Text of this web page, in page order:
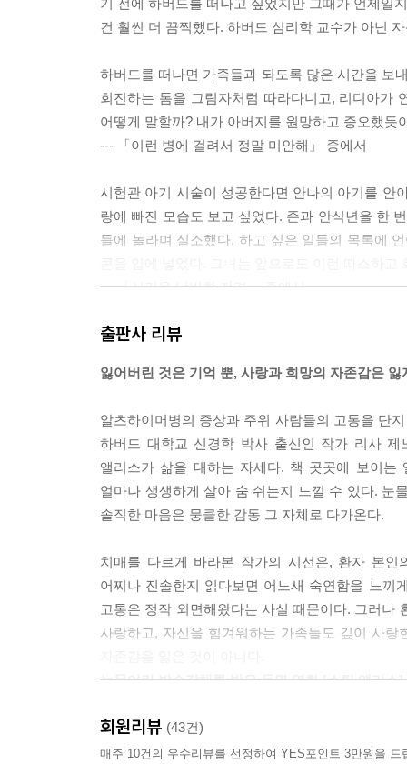
기 전에 하버드를 떠나고 싶었지만 그때가 언제일
건 훨씬 더 끔찍했다. 하버드 심리학 교수가 아닌
하버드를 떠나면 가족들과 되도록 많은 시간을 보
회진하는 톰을 그림자처럼 따라다니고, 리디아가
어떻게 말할까? 내가 아버지를 원망하고 증오했듯
--- 「이런 병에 걸려서 정말 미안해」 중에서
시험관 아기 시술이 성공한다면 안나의 아기를 안
랑에 빠진 모습도 보고 싶었다. 존과 안식년을 한
들에 놀라며 실소했다. 하고 싶은 일들의 목록에
--- 「시간을 낭비할 자격」 중에서
여배우가 독백을 멈추고 본래의 자신으로 돌아왔
“사랑을 느꼈어. 그건 사랑에 관한 얘기야.”
“내가 제대로 느낀 거야?”
앨리스가 물었다.
“네, 엄마. 아주 정확하게 느낀 거예요.”
--- 「에필로그」중에서
출판사 리뷰
잃어버린 것은 기억 뿐, 사랑과 희망의 자존감은 잃
알츠하이머병의 증상과 주위 사람들의 고통을 단
하버드 대학교 신경학 박사 출신인 작가 리사
앨리스가 삶을 대하는 자세다. 책 곳곳에 보이는
얼마나 생생하게 살아 숨 쉬는지 느낄 수 있다. 눈
솔직한 마음은 뭉클한 감동 그 자체로 다가온다.
치매를 다르게 바라본 작가의 시선은, 환자 본
어찌나 진솔한지 읽다보면 어느새 숙연함을 느끼
고통은 정작 외면해왔다는 사실 때문이다. 그러나
사랑하고, 자신을 힘겨워하는 가족들도 깊이 사
눈물어린 박수갈채를 받은 동명 영화 [스틸 앨리스]
2015년 아카데미 여우주연상은 모든 사람의 예상
에서 앨리스 역할을 훌륭하게 연기해내며 ‘생애
회원리뷰 (43건)
매주 10건의 우수리뷰를 선정하여 YES포인트 3만원을 드